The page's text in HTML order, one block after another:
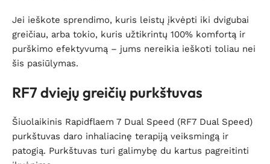
Jei ieškote sprendimo, kuris leistų įkvėpti iki dvigubai
greičiau, arba tokio, kuris užtikrintų 100% komfortą ir
purškimo efektyvumą – jums nereikia ieškoti toliau nei
šis pasiūlymas.
RF7 dviejų greičių purkštuvas
Šiuolaikinis Rapidflaem 7 Dual Speed ​​​​(RF7 Dual Speed)
purkštuvas daro inhaliacinę terapiją veiksmingą ir
patogią. Purkštuvas turi galimybę du kartus pagreitinti